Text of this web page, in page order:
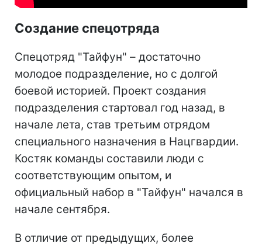
Создание спецотряда
Спецотряд "Тайфун" – достаточно
молодое подразделение, но с долгой
боевой историей. Проект создания
подразделения стартовал год назад, в
начале лета, став третьим отрядом
специального назначения в Нацгвардии.
Костяк команды составили люди с
соответствующим опытом, и
официальный набор в "Тайфун" начался в
начале сентября.
В отличие от предыдущих, более